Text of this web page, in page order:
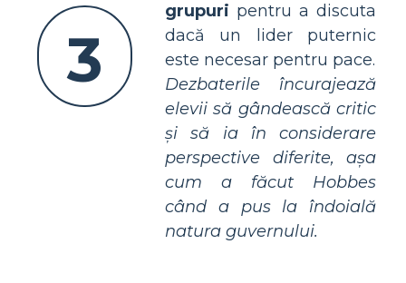
3
grupuri pentru a discuta
dacă un lider puternic
este necesar pentru pace.
Dezbaterile încurajează
elevii să gândească critic
și să ia în considerare
perspective diferite, așa
cum a făcut Hobbes
când a pus la îndoială
natura guvernului.